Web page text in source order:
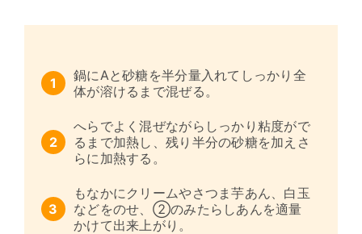
鍋にAと砂糖を半分量入れてしっかり全
体が溶けるまで混ぜる。
へらでよく混ぜながらしっかり粘度がで
るまで加熱し、残り半分の砂糖を加えさ
らに加熱する。
もなかにクリームやさつま芋あん、白玉
などをのせ、②のみたらしあんを適量
かけて出来上がり。